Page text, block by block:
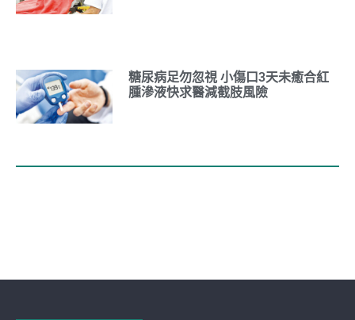
糖尿病足勿忽視 小傷口3天未癒合紅
腫滲液快求醫減截肢風險